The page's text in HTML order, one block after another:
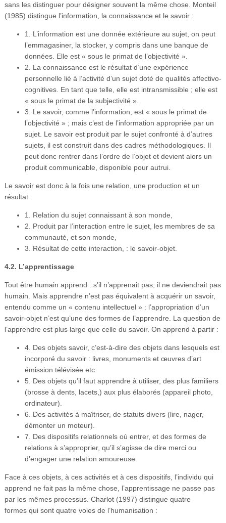
sans les distinguer pour désigner souvent la même chose. Monteil
(1985) distingue l’information, la connaissance et le savoir :
1. L’information est une donnée extérieure au sujet, on peut
l’emmagasiner, la stocker, y compris dans une banque de
données. Elle est « sous le primat de l’objectivité ».
2. La connaissance est le résultat d’une expérience
personnelle lié à l’activité d’un sujet doté de qualités affectivo-
cognitives. En tant que telle, elle est intransmissible ; elle est
« sous le primat de la subjectivité ».
3. Le savoir, comme l’information, est « sous le primat de
l’objectivité » ; mais c’est de l’information appropriée par un
sujet. Le savoir est produit par le sujet confronté à d’autres
sujets, il est construit dans des cadres méthodologiques. Il
peut donc rentrer dans l’ordre de l’objet et devient alors un
produit communicable, disponible pour autrui.
Le savoir est donc à la fois une relation, une production et un
résultat :
1. Relation du sujet connaissant à son monde,
2. Produit par l’interaction entre le sujet, les membres de sa
communauté, et son monde,
3. Résultat de cette interaction, : le savoir-objet.
4.2. L’apprentissage
Tout être humain apprend : s’il n’apprenait pas, il ne deviendrait pas
humain. Mais apprendre n’est pas équivalent à acquérir un savoir,
entendu comme un « contenu intellectuel » : l’appropriation d’un
savoir-objet n’est qu’une des formes de l’apprendre. La question de
l’apprendre est plus large que celle du savoir. On apprend à partir :
4. Des objets savoir, c’est-à-dire des objets dans lesquels est
incorporé du savoir : livres, monuments et œuvres d’art
émission télévisée etc.
5. Des objets qu’il faut apprendre à utiliser, des plus familiers
(brosse à dents, lacets,) aux plus élaborés (appareil photo,
ordinateur).
6. Des activités à maîtriser, de statuts divers (lire, nager,
démonter un moteur).
7. Des dispositifs relationnels où entrer, et des formes de
relations à s’approprier, qu’il s’agisse de dire merci ou
d’engager une relation amoureuse.
Face à ces objets, à ces activités et à ces dispositifs, l’individu qui
apprend ne fait pas la même chose, l’apprentissage ne passe pas
par les mêmes processus. Charlot (1997) distingue quatre
formes qui sont quatre voies de l’humanisation :